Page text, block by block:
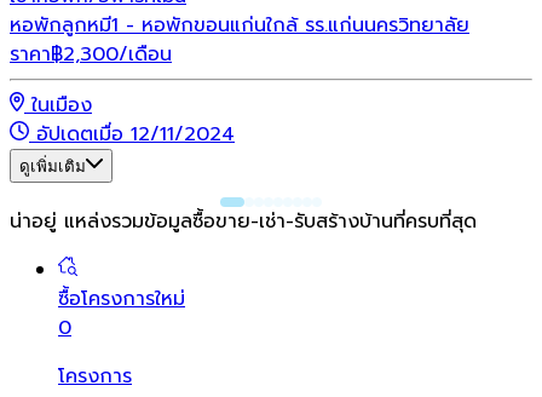
หอพักลูกหมี1 - หอพักขอนแก่นใกล้ รร.แก่นนครวิทยาลัย
ราคา฿2,300/เดือน
ในเมือง
อัปเดตเมื่อ 12/11/2024
ดูเพิ่มเติม
น่าอยู่ แหล่งรวมข้อมูลซื้อขาย-เช่า-รับสร้างบ้านที่ครบที่สุด
ซื้อโครงการใหม่
0
โครงการ